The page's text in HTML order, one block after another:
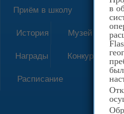
в
Приём в школу
История Музей
Награды Конкурсы
Расписание